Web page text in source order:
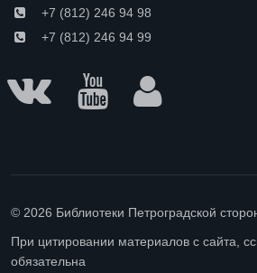
+7 (812) 246 94 98
+7 (812) 246 94 99
© 2026 Библиотеки Петроградской
При цитировании материалов с сайта,
обязательна